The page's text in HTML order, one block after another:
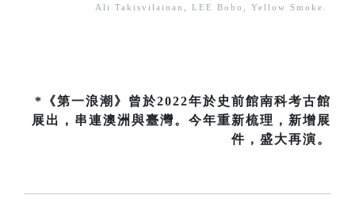
Ali Takisvilainan, LEE Bobo, Yellow Smoke.
*《第一浪潮》曾於2022年於史前館南科考古館
展出，串連澳洲與臺灣。今年重新梳理，新增展
件，盛大再演。